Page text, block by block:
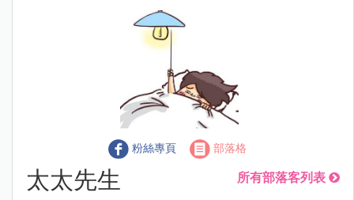
粉絲專頁 部落格
太太先生 所有部落客列表